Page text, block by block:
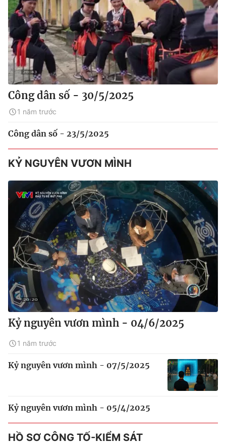
Công dân số - 30/5/2025
1 năm trước
Công dân số - 23/5/2025
KỶ NGUYÊN VƯƠN MÌNH
Kỷ nguyên vươn mình - 04/6/2025
1 năm trước
Kỷ nguyên vươn mình - 07/5/2025
Kỷ nguyên vươn mình - 05/4/2025
HỒ SƠ CÔNG TỐ-KIỂM SÁT